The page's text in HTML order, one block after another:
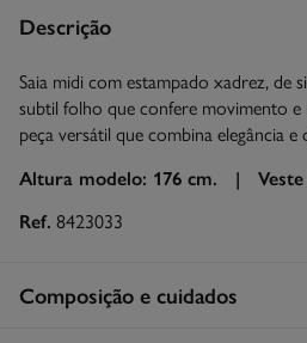
Descrição
Saia midi com estampado xadrez, de
subtil folho que confere movimento
peça versátil que combina elegância e
Altura modelo: 176 cm. |
Ref. 8423033
Composição e cuidados